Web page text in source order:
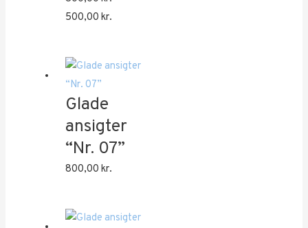
Den
pris
var:
800,00 kr..
500,00kr.
er:
Glade
ansigter
“Nr. 07”
800,00kr.